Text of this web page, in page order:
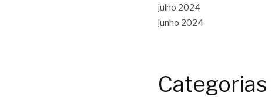
julho 2024
junho 2024
Categorias